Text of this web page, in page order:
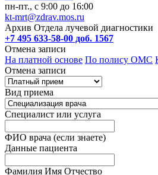
пн-пт., с 9:00 до 16:00
kt-mrt@zdrav.mos.ru
Архив Отдела лучевой диагностики
+7 495 633-58-00 доб. 1567
Отмена записи
На платной основе По полису ОМС
Отмена записи
Вид приема
Специалист или услуга
ФИО врача (если знаете)
Данные пациента
Фамилия Имя Отчество